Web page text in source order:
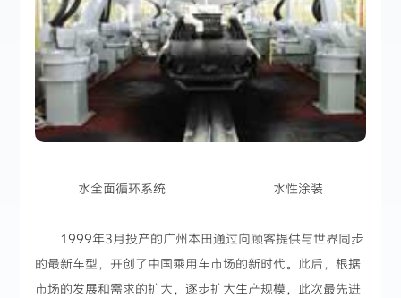
水全面循环系统 水性涂装
1999年3月投产的广州本田通过向顾客提供与世界同步
的最新车型，开创了中国乘用车市场的新时代。此后，根据
市场的发展和需求的扩大，逐步扩大生产规模，此次最先进